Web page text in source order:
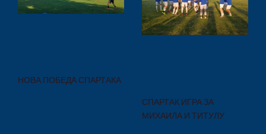
НОВА ПОБЕДА СПАРТАКА
СПАРТАК ИГРА ЗА
МИХАИЛА И ТИТУЛУ